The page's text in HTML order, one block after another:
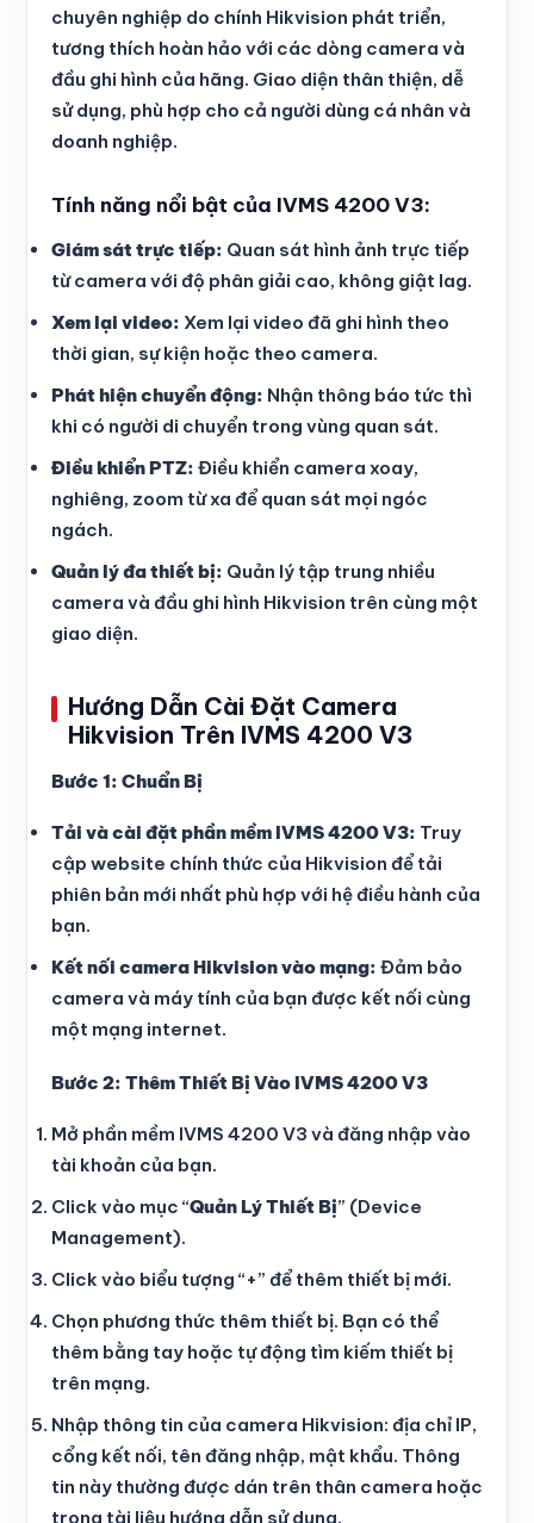
chuyên nghiệp do chính Hikvision phát triển,
tương thích hoàn hảo với các dòng camera và
đầu ghi hình của hãng. Giao diện thân thiện, dễ
sử dụng, phù hợp cho cả người dùng cá nhân và
doanh nghiệp.
Tính năng nổi bật của IVMS 4200 V3:
Giám sát trực tiếp: Quan sát hình ảnh trực tiếp
từ camera với độ phân giải cao, không giật lag.
Xem lại video: Xem lại video đã ghi hình theo
thời gian, sự kiện hoặc theo camera.
Phát hiện chuyển động: Nhận thông báo tức thì
khi có người di chuyển trong vùng quan sát.
Điều khiển PTZ: Điều khiển camera xoay,
nghiêng, zoom từ xa để quan sát mọi ngóc
ngách.
Quản lý đa thiết bị: Quản lý tập trung nhiều
camera và đầu ghi hình Hikvision trên cùng một
giao diện.
Hướng Dẫn Cài Đặt Camera
Hikvision Trên IVMS 4200 V3
Bước 1: Chuẩn Bị
Tải và cài đặt phần mềm IVMS 4200 V3: Truy
cập website chính thức của Hikvision để tải
phiên bản mới nhất phù hợp với hệ điều hành của
bạn.
Kết nối camera Hikvision vào mạng: Đảm bảo
camera và máy tính của bạn được kết nối cùng
một mạng internet.
Bước 2: Thêm Thiết Bị Vào IVMS 4200 V3
Mở phần mềm IVMS 4200 V3 và đăng nhập vào
tài khoản của bạn.
Click vào mục “Quản Lý Thiết Bị” (Device
Management).
Click vào biểu tượng “+” để thêm thiết bị mới.
Chọn phương thức thêm thiết bị. Bạn có thể
thêm bằng tay hoặc tự động tìm kiếm thiết bị
trên mạng.
Nhập thông tin của camera Hikvision: địa chỉ IP,
cổng kết nối, tên đăng nhập, mật khẩu. Thông
tin này thường được dán trên thân camera hoặc
trong tài liệu hướng dẫn sử dụng.